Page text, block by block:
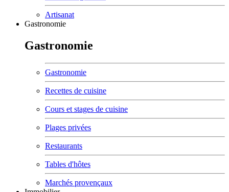
Artisanat
Gastronomie
Gastronomie
Gastronomie
Recettes de cuisine
Cours et stages de cuisine
Plages privées
Restaurants
Tables d'hôtes
Marchés provençaux